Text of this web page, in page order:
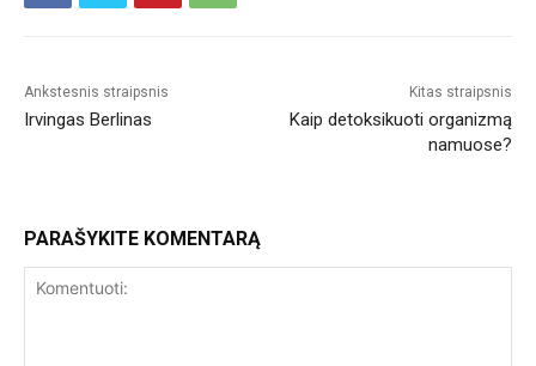
Ankstesnis straipsnis
Irvingas Berlinas
Kitas straipsnis
Kaip detoksikuoti organizmą
namuose?
PARAŠYKITE KOMENTARĄ